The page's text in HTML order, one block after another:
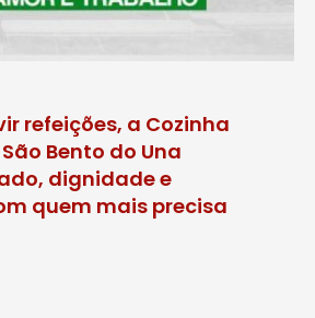
refeições, a Cozinha
Bento do Una
dignidade e
quem mais precisa